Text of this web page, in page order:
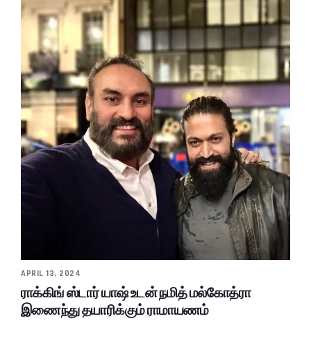
APRIL 13, 2024
ராக்கிங் ஸ்டார் யாஷ் உடன் நமித் மல்கோத்ரா
இணைந்து தயாரிக்கும் ராமாயணம்